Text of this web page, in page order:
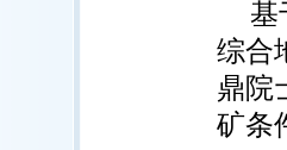
基
综合
鼎院
矿条